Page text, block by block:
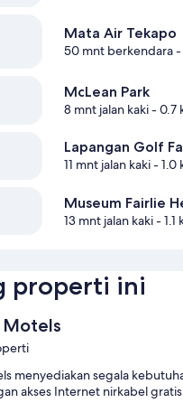
Mata Air Tekapo
50 mnt berkendara-
McLean Park
8 mnt jalan kaki- 0.7
Lapangan Golf
11 mnt jalan kaki- 1.0
Museum Fairlie
13 mnt jalan kaki- 1.1
properti ini
Motels
menyediakan segala
akses Internet nirkabel